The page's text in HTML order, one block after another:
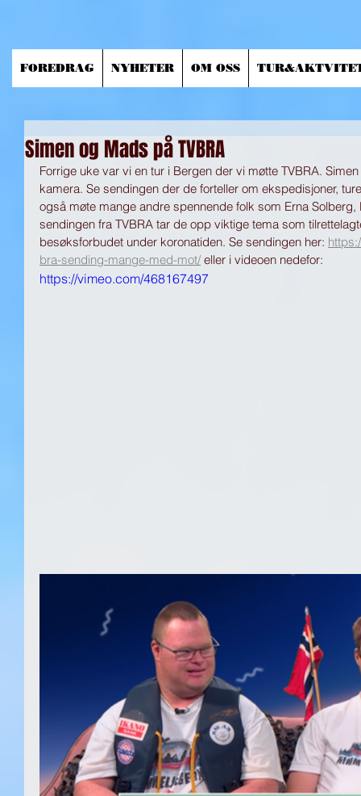
FOREDRAG NYHETER OM OSS
Simen og Mads på TVBRA
Forrige uke var vi en tur i Bergen der vi møtte TVBRA.
kamera. Se sendingen der de forteller om ekspedisjoner,
også møte mange andre spennende folk som Erna
sendingen fra TVBRA tar de opp viktige tema som
besøksforbudet under koronatiden. Se sendingen her:
bra-sending-mange-med-mot/ eller i videoen nedefor:
https://vimeo.com/468167497